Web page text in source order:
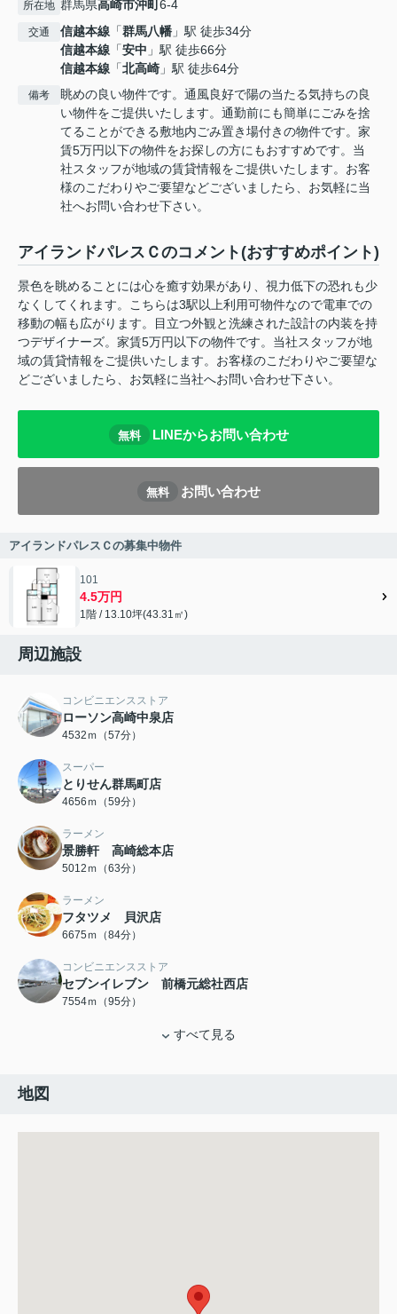
所在地 群馬県高崎市沖町6-4
交通 信越本線 「群馬八幡 」駅 徒歩34分
信越本線 「安中 」駅 徒歩66分
信越本線 「北高崎 」駅 徒歩64分
備考
眺めの良い物件です。通風良好で陽の当たる気持ちの良
い物件をご提供いたします。通勤前にも簡単にごみを捨
てることができる敷地内ごみ置き場付きの物件です。家
賃5万円以下の物件をお探しの方にもおすすめです。当
社スタッフが地域の賃貸情報をご提供いたします。お客
様のこだわりやご要望などございましたら、お気軽に当
社へお問い合わせ下さい。
アイランドパレスＣのコメント(おすすめポイント)
景色を眺めることには心を癒す効果があり、視力低下の恐れも少
なくしてくれます。こちらは3駅以上利用可物件なので電車での
移動の幅も広がります。目立つ外観と洗練された設計の内装を持
つデザイナーズ。家賃5万円以下の物件です。当社スタッフが地
域の賃貸情報をご提供いたします。お客様のこだわりやご要望な
どございましたら、お気軽に当社へお問い合わせ下さい。
無料 LINEからお問い合わせ
無料 お問い合わせ
アイランドパレスＣの募集中物件
101
4.5万円
1階 / 13.10坪(43.31㎡)
周辺施設
コンビニエンスストア
ローソン高崎中泉店
4532ｍ（57分）
スーパー
とりせん群馬町店
4656ｍ（59分）
ラーメン
景勝軒 高崎総本店
5012ｍ（63分）
ラーメン
フタツメ 貝沢店
6675ｍ（84分）
コンビニエンスストア
セブンイレブン 前橋元総社西店
7554ｍ（95分）
すべて見る
地図